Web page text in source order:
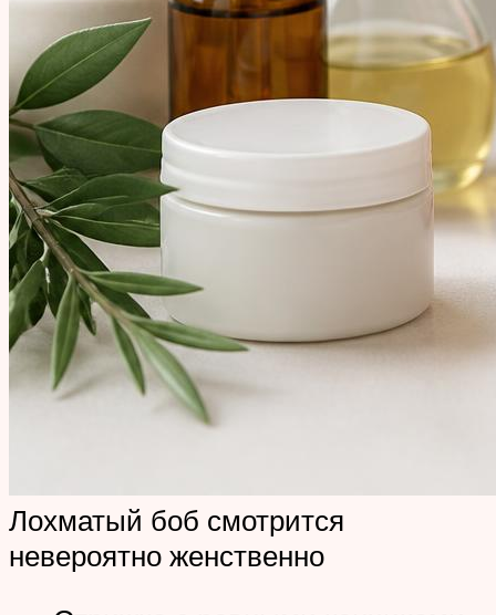
Лохматый боб смотрится
невероятно женственно